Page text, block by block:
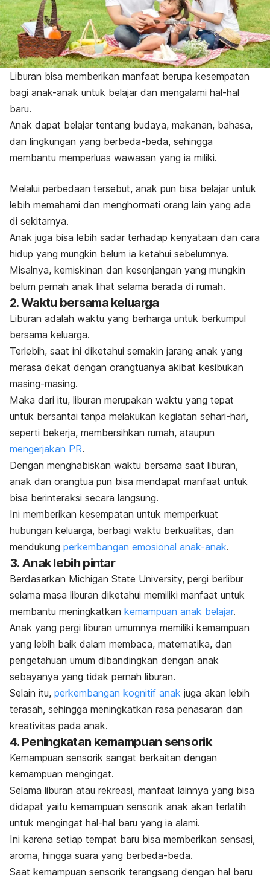
Liburan bisa memberikan manfaat berupa kesempatan
bagi anak-anak untuk belajar dan mengalami hal-hal
baru.
Anak dapat belajar tentang budaya, makanan, bahasa,
dan lingkungan yang berbeda-beda, sehingga
membantu memperluas wawasan yang ia miliki.
Melalui perbedaan tersebut, anak pun bisa belajar untuk
lebih memahami dan menghormati orang lain yang ada
di sekitarnya.
Anak juga bisa lebih sadar terhadap kenyataan dan cara
hidup yang mungkin belum ia ketahui sebelumnya.
Misalnya, kemiskinan dan kesenjangan yang mungkin
belum pernah anak lihat selama berada di rumah.
2.Waktu bersama keluarga
Liburan adalah waktu yang berharga untuk berkumpul
bersama keluarga.
Terlebih, saat ini diketahui semakin jarang anak yang
merasa dekat dengan orangtuanya akibat kesibukan
masing-masing.
Maka dari itu, liburan merupakan waktu yang tepat
untuk bersantai tanpa melakukan kegiatan sehari-hari,
seperti bekerja, membersihkan rumah, ataupun
mengerjakan PR.
Dengan menghabiskan waktu bersama saat liburan,
anak dan orangtua pun bisa mendapat manfaat untuk
bisa berinteraksi secara langsung.
Ini memberikan kesempatan untuk memperkuat
hubungan keluarga, berbagi waktu berkualitas, dan
mendukung perkembangan emosional anak-anak.
3. Anak lebih pintar
Berdasarkan Michigan State University, pergi berlibur
selama masa liburan diketahui memiliki manfaat untuk
membantu meningkatkan kemampuan anak belajar.
Anak yang pergi liburan umumnya memiliki kemampuan
yang lebih baik dalam membaca, matematika, dan
pengetahuan umum dibandingkan dengan anak
sebayanya yang tidak pernah liburan.
Selain itu, perkembangan kognitif anak juga akan lebih
terasah, sehingga meningkatkan rasa penasaran dan
kreativitas pada anak.
4. Peningkatan kemampuan sensorik
Kemampuan sensorik sangat berkaitan dengan
kemampuan mengingat.
Selama liburan atau rekreasi, manfaat lainnya yang bisa
didapat yaitu kemampuan sensorik anak akan terlatih
untuk mengingat hal-hal baru yang ia alami.
Ini karena setiap tempat baru bisa memberikan sensasi,
aroma, hingga suara yang berbeda-beda.
Saat kemampuan sensorik terangsang dengan hal baru